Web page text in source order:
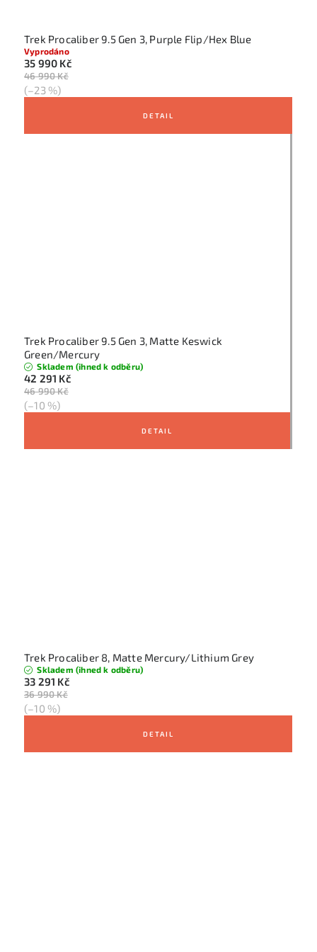
Trek Procaliber 9.5 Gen 3, Purple Flip/Hex Blue
Vyprodáno
35 990 Kč
46 990 Kč
(–23 %)
Trek Procaliber 9.5 Gen 3, Matte Keswick
Green/Mercury
Skladem (ihned k odběru)
42 291 Kč
46 990 Kč
(–10 %)
Trek Procaliber 8, Matte Mercury/Lithium Grey
Skladem (ihned k odběru)
33 291 Kč
36 990 Kč
(–10 %)